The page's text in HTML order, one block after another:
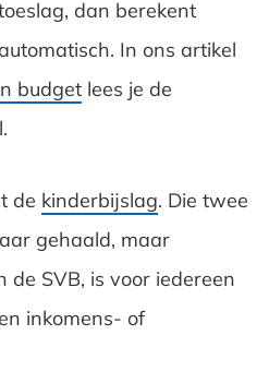
dan berekent
In ons artikel
budgetlees je de
de kinderbijslag. Die twee
gehaald, maar
SVB, is voor iedereen
inkomens- of